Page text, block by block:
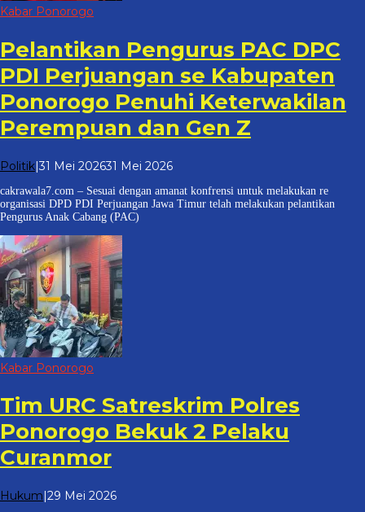
Kabar Ponorogo
Pelantikan Pengurus PAC DPC
PDI Perjuangan se Kabupaten
Ponorogo Penuhi Keterwakilan
Perempuan dan Gen Z
Politik|31 Mei 202631 Mei 2026oleh
7
cakrawala7.com – Sesuai dengan amanat konfrensi untuk melakukan re
organisasi DPD PDI Perjuangan Jawa Timur telah melakukan pelantikan
Pengurus Anak Cabang (PAC)
Kabar Ponorogo
Tim URC Satreskrim Polres
Ponorogo Bekuk 2 Pelaku
Curanmor
Hukum|29 Mei 2026oleh